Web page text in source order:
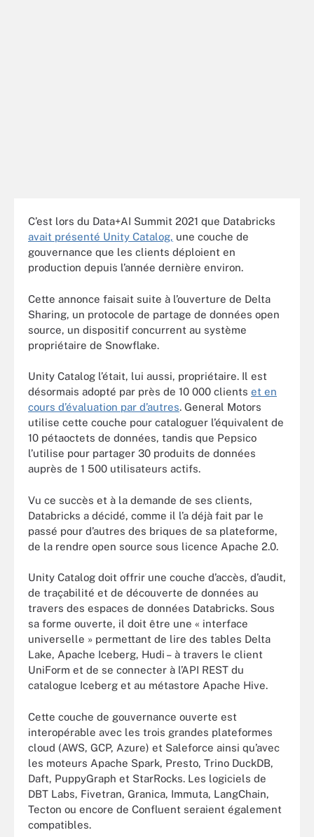
C’est lors du Data+AI Summit 2021 que Databricks
avait présenté Unity Catalog, une couche de
gouvernance que les clients déploient en
production depuis l’année dernière environ.
Cette annonce faisait suite à l’ouverture de Delta
Sharing, un protocole de partage de données open
source, un dispositif concurrent au système
propriétaire de Snowflake.
Unity Catalog l’était, lui aussi, propriétaire. Il est
désormais adopté par près de 10 000 clients et en
cours d’évaluation par d’autres. General Motors
utilise cette couche pour cataloguer l’équivalent de
10 pétaoctets de données, tandis que Pepsico
l’utilise pour partager 30 produits de données
auprès de 1 500 utilisateurs actifs.
Vu ce succès et à la demande de ses clients,
Databricks a décidé, comme il l’a déjà fait par le
passé pour d’autres des briques de sa plateforme,
de la rendre open source sous licence Apache 2.0.
Unity Catalog doit offrir une couche d’accès, d’audit,
de traçabilité et de découverte de données au
travers des espaces de données Databricks. Sous
sa forme ouverte, il doit être une « interface
universelle » permettant de lire des tables Delta
Lake, Apache Iceberg, Hudi – à travers le client
UniForm et de se connecter à l’API REST du
catalogue Iceberg et au métastore Apache Hive.
Cette couche de gouvernance ouverte est
interopérable avec les trois grandes plateformes
cloud (AWS, GCP, Azure) et Saleforce ainsi qu’avec
les moteurs Apache Spark, Presto, Trino DuckDB,
Daft, PuppyGraph et StarRocks. Les logiciels de
DBT Labs, Fivetran, Granica, Immuta, LangChain,
Tecton ou encore de Confluent seraient également
compatibles.